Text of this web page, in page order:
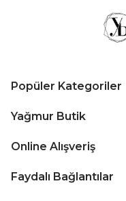
Popüler Kategoriler
Yağmur Butik
Online Alışveriş
Faydalı Bağlantılar